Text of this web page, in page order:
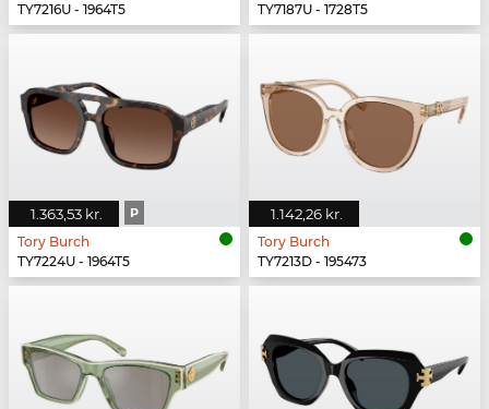
TY7216U - 1964T5
TY7187U - 1728T5
1.363,53 kr. P
Tory Burch
TY7224U - 1964T5
1.142,26 kr.
Tory Burch
TY7213D - 195473